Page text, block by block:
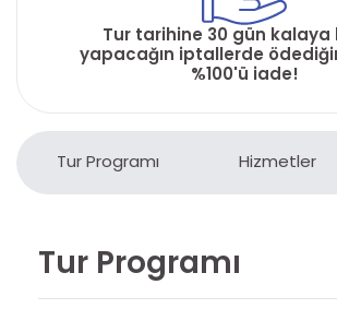
Tur tarihine 30 gün kalaya
yapacağın iptallerde
%100'ü iade!
Tur Programı Hizmetler
Tur Programı